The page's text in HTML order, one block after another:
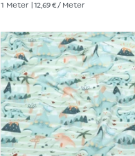
1 Meter | 12,69 € / Meter